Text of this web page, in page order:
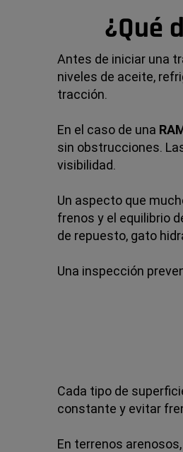
¿Qué
Antes de iniciar una
niveles de aceite,
tracción.
En el caso de una
sin obstrucciones.
visibilidad.
Un aspecto que
frenos y el equilibrio
de repuesto, gato
Una inspección
Cada tipo de
constante y evitar
En terrenos